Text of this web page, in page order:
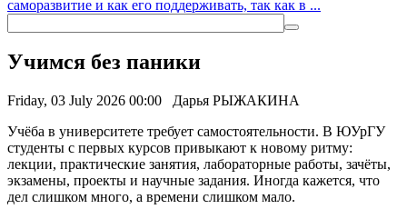
саморазвитие и как его поддерживать, так как в ...
Учимся без паники
Friday, 03 July 2026 00:00
Дарья РЫЖАКИНА
Учёба в университете требует самостоятельности. В ЮУрГУ
студенты с первых курсов привыкают к новому ритму:
лекции, практические занятия, лабораторные работы, зачёты,
экзамены, проекты и научные задания. Иногда кажется, что
дел слишком много, а времени слишком мало.